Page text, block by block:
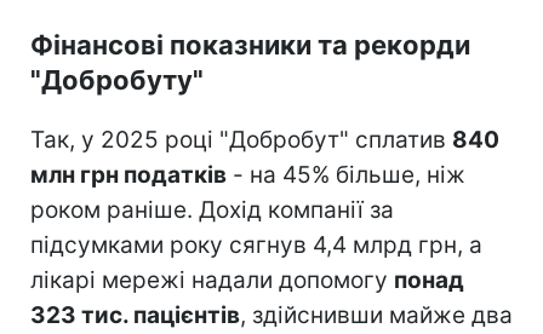
Фінансові показники та рекорди
"Добробуту"
Так, у 2025 році "Добробут" сплатив 840
млн грн податків - на 45% більше, ніж
роком раніше. Дохід компанії за
підсумками року сягнув 4,4 млрд грн, а
лікарі мережі надали допомогу понад
323 тис. пацієнтів, здійснивши майже два